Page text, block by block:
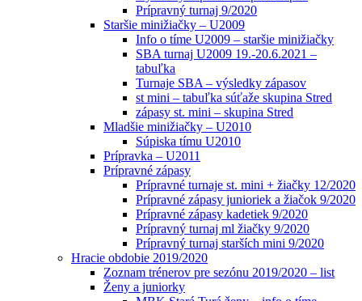
Prípravný turnaj 9/2020
Staršie minižiačky – U2009
Info o tíme U2009 – staršie minižiačky
SBA turnaj U2009 19.-20.6.2021 –
tabuľka
Turnaje SBA – výsledky zápasov
st mini – tabuľka súťaže skupina Stred
zápasy st. mini – skupina Stred
Mladšie minižiačky – U2010
Súpiska tímu U2010
Prípravka – U2011
Prípravné zápasy
Prípravné turnaje st. mini + žiačky 12/2020
Prípravné zápasy junioriek a žiačok 9/2020
Prípravné zápasy kadetiek 9/2020
Prípravný turnaj ml žiačky 9/2020
Prípravný turnaj starších mini 9/2020
Hracie obdobie 2019/2020
Zoznam trénerov pre sezónu 2019/2020 – list
Ženy a juniorky